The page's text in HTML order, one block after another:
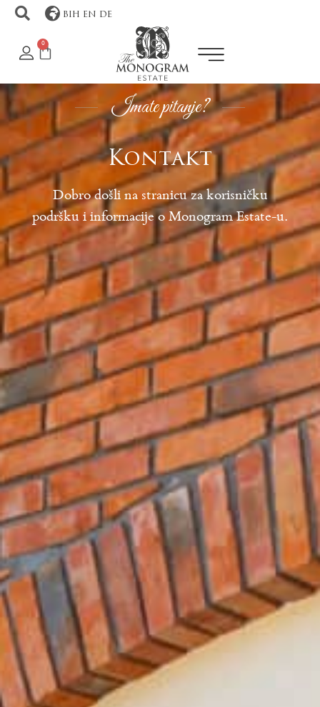
BIH EN DE
0
Imate pitanje?
Kontakt
Dobro došli na stranicu za korisničku
podršku i informacije o Monogram Estate-u.